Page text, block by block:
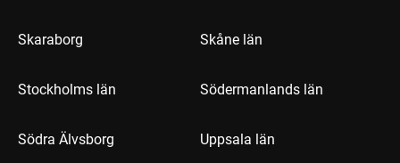
Skaraborg Skåne län
Stockholms län Södermanlands län
Södra Älvsborg Uppsala län